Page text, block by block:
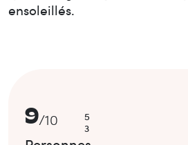
ensoleillés.
9/10
5
3